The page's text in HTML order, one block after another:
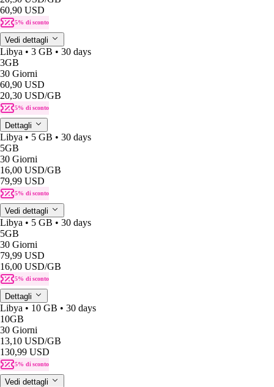
60,90 USD
5% di sconto
Vedi dettagli
Libya • 3 GB • 30 days
3GB
30 Giorni
60,90 USD
20,30 USD/GB
5% di sconto
Dettagli
Libya • 5 GB • 30 days
5GB
30 Giorni
16,00 USD/GB
79,99 USD
5% di sconto
Vedi dettagli
Libya • 5 GB • 30 days
5GB
30 Giorni
79,99 USD
16,00 USD/GB
5% di sconto
Dettagli
Libya • 10 GB • 30 days
10GB
30 Giorni
13,10 USD/GB
130,99 USD
5% di sconto
Vedi dettagli